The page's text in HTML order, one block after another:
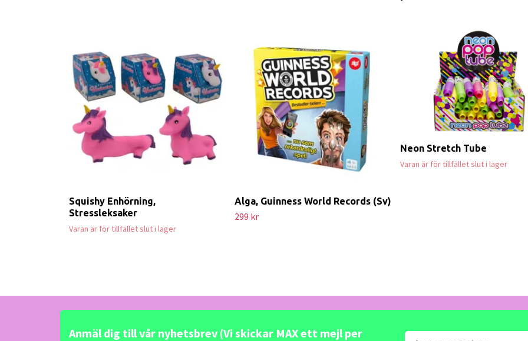
Squishy Enhörning,
Stressleksaker
Varan är för tillfället slut i lager
Alga, Guinness World Records (Sv)
299 kr
Neon Stretch Tube
Varan är för tillfället slut i lager
Anmäl dig till vår nyhetsbrev (Vi skickar MAX ett mejl per